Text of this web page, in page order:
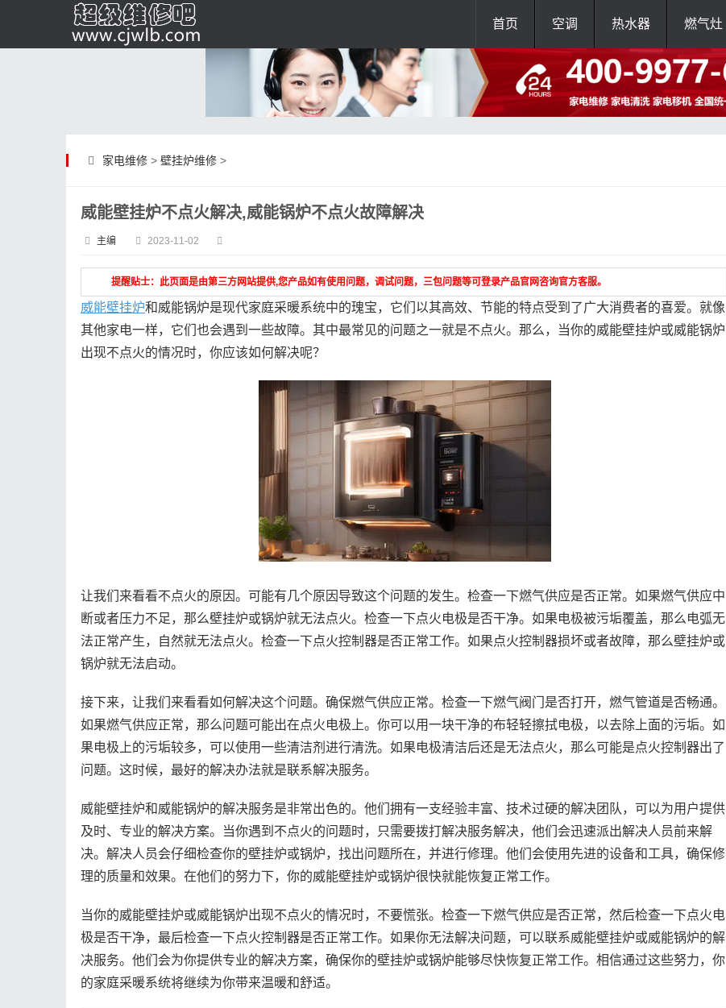
首页 空调 热水器 燃气灶
家电维修> 壁挂炉维修>
威能壁挂炉不点火解决,威能锅炉不点火故障解决
主编 2023-11-02
提醒贴士：此页面是由第三方网站提供,您产品如有使用问题，调试问题，三包问题等可登录产品官网咨询官方客服。
威能壁挂炉和威能锅炉是现代家庭采暖系统中的瑰宝，它们以其高效、节能的特点受到了广大消费者的喜爱。就像
其他家电一样，它们也会遇到一些故障。其中最常见的问题之一就是不点火。那么，当你的威能壁挂炉或威能锅炉
出现不点火的情况时，你应该如何解决呢？
让我们来看看不点火的原因。可能有几个原因导致这个问题的发生。检查一下燃气供应是否正常。如果燃气供应中
断或者压力不足，那么壁挂炉或锅炉就无法点火。检查一下点火电极是否干净。如果电极被污垢覆盖，那么电弧无
法正常产生，自然就无法点火。检查一下点火控制器是否正常工作。如果点火控制器损坏或者故障，那么壁挂炉或
锅炉就无法启动。
接下来，让我们来看看如何解决这个问题。确保燃气供应正常。检查一下燃气阀门是否打开，燃气管道是否畅通。
如果燃气供应正常，那么问题可能出在点火电极上。你可以用一块干净的布轻轻擦拭电极，以去除上面的污垢。如
果电极上的污垢较多，可以使用一些清洁剂进行清洗。如果电极清洁后还是无法点火，那么可能是点火控制器出了
问题。这时候，最好的解决办法就是联系解决服务。
威能壁挂炉和威能锅炉的解决服务是非常出色的。他们拥有一支经验丰富、技术过硬的解决团队，可以为用户提供
及时、专业的解决方案。当你遇到不点火的问题时，只需要拨打解决服务解决，他们会迅速派出解决人员前来解
决。解决人员会仔细检查你的壁挂炉或锅炉，找出问题所在，并进行修理。他们会使用先进的设备和工具，确保修
理的质量和效果。在他们的努力下，你的威能壁挂炉或锅炉很快就能恢复正常工作。
当你的威能壁挂炉或威能锅炉出现不点火的情况时，不要慌张。检查一下燃气供应是否正常，然后检查一下点火电
极是否干净，最后检查一下点火控制器是否正常工作。如果你无法解决问题，可以联系威能壁挂炉或威能锅炉的解
决服务。他们会为你提供专业的解决方案，确保你的壁挂炉或锅炉能够尽快恢复正常工作。相信通过这些努力，你
的家庭采暖系统将继续为你带来温暖和舒适。